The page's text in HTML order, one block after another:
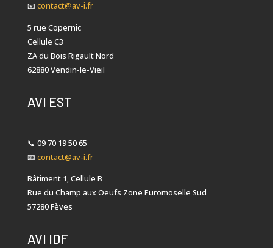
📧 contact@av-i.fr
5 rue Copernic
Cellule C3
ZA du Bois Rigault Nord
62880 Vendin-le-Vieil
AVI EST
📞 09 70 19 50 65
📧 contact@av-i.fr
Bâtiment 1, Cellule B
Rue du Champ aux Oeufs Zone Euromoselle Sud
57280 Fèves
AVI IDF